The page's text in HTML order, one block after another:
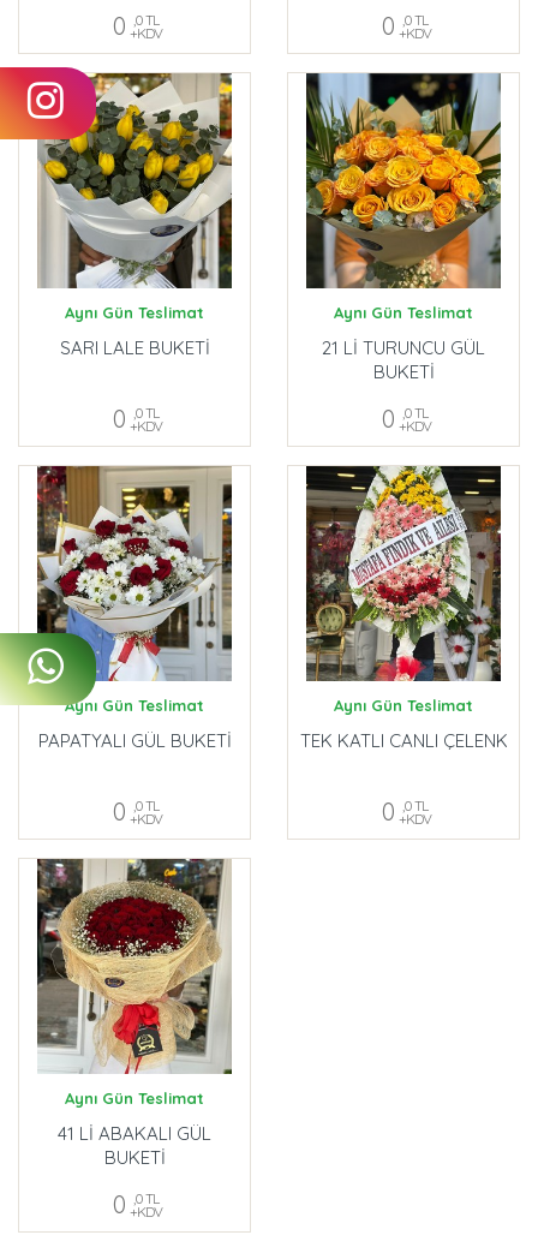
0 ,0 TL
+KDV 0 ,0 TL
+KDV
Aynı Gün Teslimat
SARI LALE BUKETİ
0 ,0 TL
+KDV
Aynı Gün Teslimat
21 Lİ TURUNCU GÜL
BUKETİ
0 ,0 TL
+KDV
Aynı Gün Teslimat
PAPATYALI GÜL BUKETİ
0 ,0 TL
+KDV
Aynı Gün Teslimat
TEK KATLI CANLI ÇELENK
0 ,0 TL
+KDV
Aynı Gün Teslimat
41 Lİ ABAKALI GÜL
BUKETİ
0 ,0 TL
+KDV